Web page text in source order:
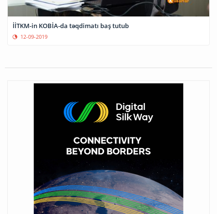
İİTKM-in KOBİA-da təqdimatı baş tutub
12-09-2019